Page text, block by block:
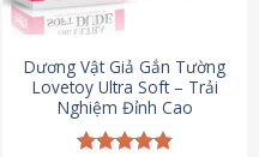
Dương Vật Giả Gắn Tường
Lovetoy Ultra Soft – Trải
Nghiệm Đỉnh Cao